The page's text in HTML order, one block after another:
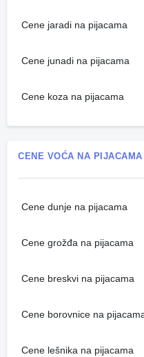
Cene jaradi na pijacama
Cene junadi na pijacama
Cene koza na pijacama
CENE VOĆA NA PIJACAMA
Cene dunje na pijacama
Cene grožđa na pijacama
Cene breskvi na pijacama
Cene borovnice na
Cene lešnika na pijacama